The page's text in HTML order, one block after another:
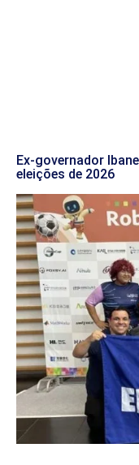
Ex-governador
eleições de 2026